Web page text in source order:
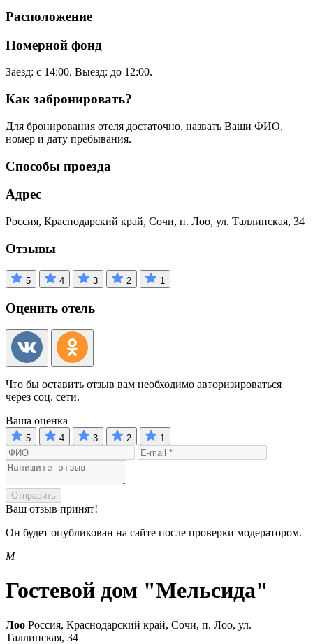
Расположение
Номерной фонд
Заезд: с 14:00. Выезд: до 12:00.
Как забронировать?
Для бронирования отеля достаточно, назвать Ваши ФИО,
номер и дату пребывания.
Способы проезда
Адрес
Россия, Краснодарский край, Сочи, п. Лоо, ул. Таллинская, 34
Отзывы
5 4 3 2 1
Оценить отель
Что бы оставить отзыв вам необходимо авторизироваться
через соц. сети.
Ваша оценка
5 4 3 2 1
Отправить
Ваш отзыв принят!
Он будет опубликован на сайте после проверки модератором.
М
Гостевой дом "Мельсида"
Лоо Россия, Краснодарский край, Сочи, п. Лоо, ул.
Таллинская, 34